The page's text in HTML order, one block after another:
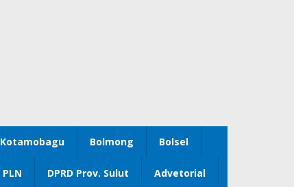
Kotamobagu Bolmong Bolsel
PLN DPRD Prov. Sulut Advetorial